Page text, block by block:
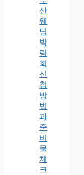
산
웨
딩
박
람
회
신
청
방
법
과
준
비
물
체
크